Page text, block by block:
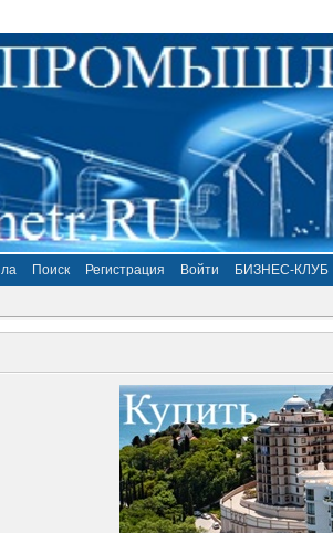
Поиск Регистрация Войти БИЗНЕС-КЛУБ